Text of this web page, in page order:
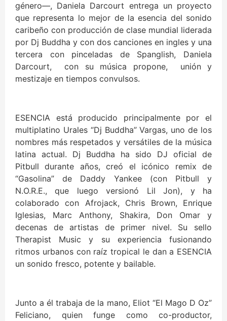
género—, Daniela Darcourt entrega un proyecto
que representa lo mejor de la esencia del sonido
caribeño con producción de clase mundial liderada
por Dj Buddha y con dos canciones en ingles y una
tercera con pinceladas de Spanglish, Daniela
Darcourt, con su música propone, unión y
mestizaje en tiempos convulsos.
ESENCIA está producido principalmente por el
multiplatino Urales “Dj Buddha” Vargas, uno de los
nombres más respetados y versátiles de la música
latina actual. Dj Buddha ha sido DJ oficial de
Pitbull durante años, creó el icónico remix de
“Gasolina” de Daddy Yankee (con Pitbull y
N.O.R.E., que luego versionó Lil Jon), y ha
colaborado con Afrojack, Chris Brown, Enrique
Iglesias, Marc Anthony, Shakira, Don Omar y
decenas de artistas de primer nivel. Su sello
Therapist Music y su experiencia fusionando
ritmos urbanos con raíz tropical le dan a ESENCIA
un sonido fresco, potente y bailable.
Junto a él trabaja de la mano, Eliot “El Mago D Oz”
Feliciano, quien funge como co-productor,